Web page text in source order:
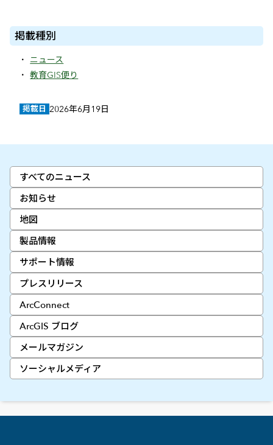
すべてのニュース
お知らせ
地図
製品情報
サポート情報
プレスリリース
ArcConnect
ArcGIS ブログ
メールマガジン
ソーシャルメディア
掲載種別
ニュース
教育GIS便り
掲載日 2026年6月19日